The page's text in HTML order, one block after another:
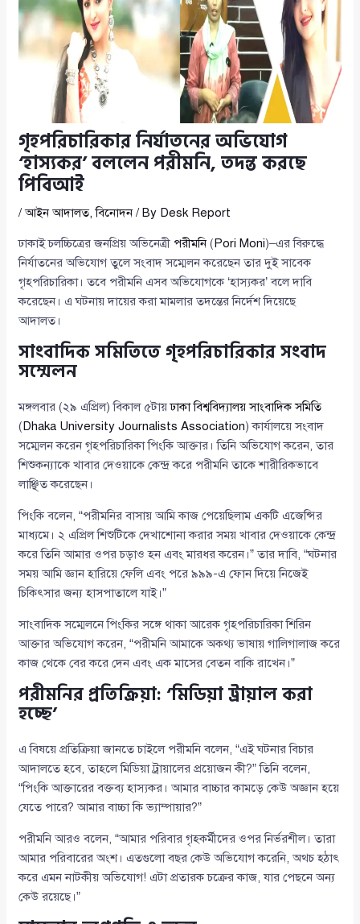
গৃহপরিচারিকার নির্যাতনের অভিযোগ
‘হাস্যকর’ বললেন পরীমনি, তদন্ত করছে
পিবিআই
/আইন আদালত,বিনোদন/ By Desk Report
ঢাকাই চলচ্চিত্রের জনপ্রিয় অভিনেত্রী পরীমনি( Pori Moni)–এর বিরুদ্ধে
নির্যাতনের অভিযোগ তুলে সংবাদ সম্মেলন করেছেন তার দুই সাবেক
গৃহপরিচারিকা। তবে পরীমনি এসব অভিযোগকে ‘হাস্যকর’ বলে দাবি
করেছেন। এ ঘটনায় দায়ের করা মামলার তদন্তের নির্দেশ দিয়েছে
আদালত।
সাংবাদিক সমিতিতে গৃহপরিচারিকার সংবাদ
সম্মেলন
মঙ্গলবার (২৯ এপ্রিল) বিকাল ৫টায়ঢাকা বিশ্ববিদ্যালয় সাংবাদিক সমিতি
( Dhaka University Journalists Association) কার্যালয়ে সংবাদ
সম্মেলন করেন গৃহপরিচারিকা পিংকি আক্তার। তিনি অভিযোগ করেন, তার
শিশুকন্যাকে খাবার দেওয়াকে কেন্দ্র করে পরীমনি তাকে শারীরিকভাবে
লাঞ্ছিত করেছেন।
পিংকি বলেন, “পরীমনির বাসায় আমি কাজ পেয়েছিলাম একটি এজেন্সির
মাধ্যমে। ২ এপ্রিল শিশুটিকে দেখাশোনা করার সময় খাবার দেওয়াকে কেন্দ্র
করে তিনি আমার ওপর চড়াও হন এবং মারধর করেন।” তার দাবি, “ঘটনার
সময় আমি জ্ঞান হারিয়ে ফেলি এবং পরে ৯৯৯-এ ফোন দিয়ে নিজেই
চিকিৎসার জন্য হাসপাতালে যাই।”
সাংবাদিক সম্মেলনে পিংকির সঙ্গে থাকা আরেক গৃহপরিচারিকা শিরিন
আক্তার অভিযোগ করেন, “পরীমনি আমাকে অকথ্য ভাষায় গালিগালাজ করে
কাজ থেকে বের করে দেন এবং এক মাসের বেতন বাকি রাখেন।”
পরীমনির প্রতিক্রিয়া: ‘মিডিয়া ট্রায়াল করা
হচ্ছে’
এ বিষয়ে প্রতিক্রিয়া জানতে চাইলে পরীমনি বলেন, “এই ঘটনার বিচার
আদালতে হবে, তাহলে মিডিয়া ট্রায়ালের প্রয়োজন কী?” তিনি বলেন,
“পিংকি আক্তারের বক্তব্য হাস্যকর। আমার বাচ্চার কামড়ে কেউ অজ্ঞান হয়ে
যেতে পারে? আমার বাচ্চা কি ভ্যাম্পায়ার?”
পরীমনি আরও বলেন, “আমার পরিবার গৃহকর্মীদের ওপর নির্ভরশীল। তারা
আমার পরিবারের অংশ। এতগুলো বছর কেউ অভিযোগ করেনি, অথচ হঠাৎ
করে এমন নাটকীয় অভিযোগ! এটা প্রতারক চক্রের কাজ, যার পেছনে অন্য
কেউ রয়েছে।”